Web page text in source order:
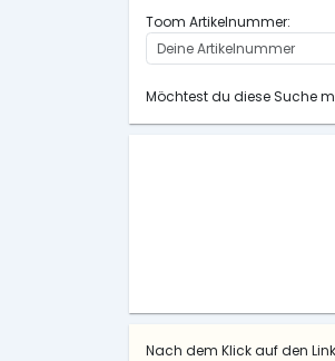
Toom Artikelnummer:
Möchtest du diese Suche
Nach dem Klick auf den